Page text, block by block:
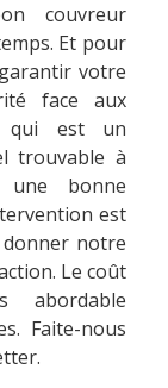
couvreur
Et pour
votre
face aux
qui est un
trouvable à
une bonne
est
notre
Le coût
Faite-nous